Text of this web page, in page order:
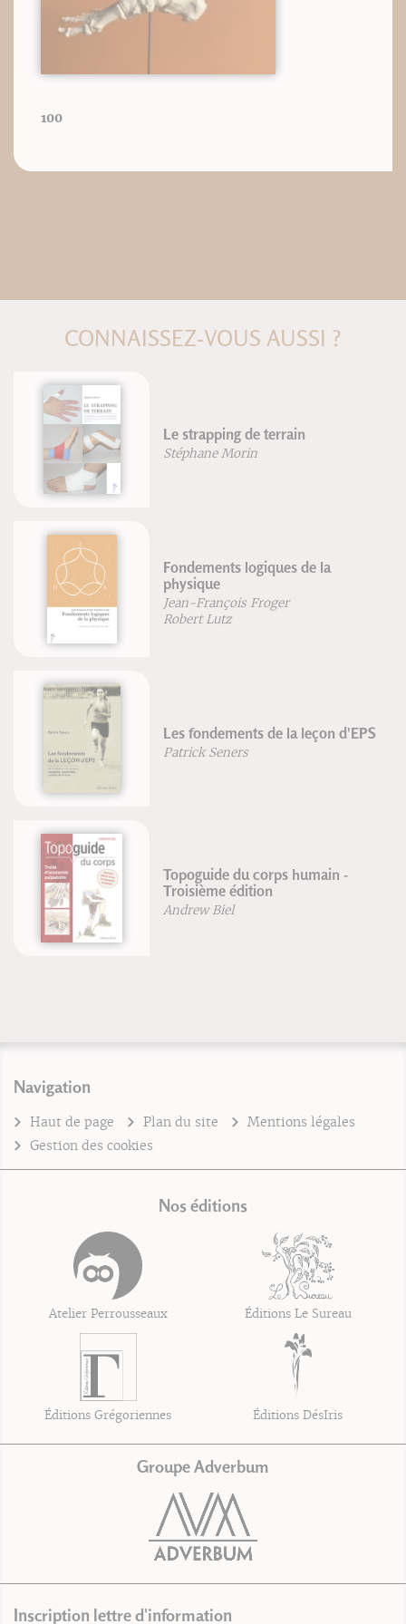
100
CONNAISSEZ-VOUS AUSSI ?
Pilates sans risque
Blandine Calais-Germain
Bertrand Raison
Le bestiaire de la Bible
Jean-Pierre Durand
Jean-François Froger
La structure cachée du réel
Jean-François Froger
Robert Lutz
VTT Maîtriser les techniques
Brian Lopes
Lee McCormack
Navigation
Haut de page Plan du site
Mentions légales
Gestion des cookies
Nos éditions
Atelier Perrousseaux Éditions Le Sureau
Éditions Grégoriennes Éditions DésIris
Groupe Adverbum
Inscription lettre d'information